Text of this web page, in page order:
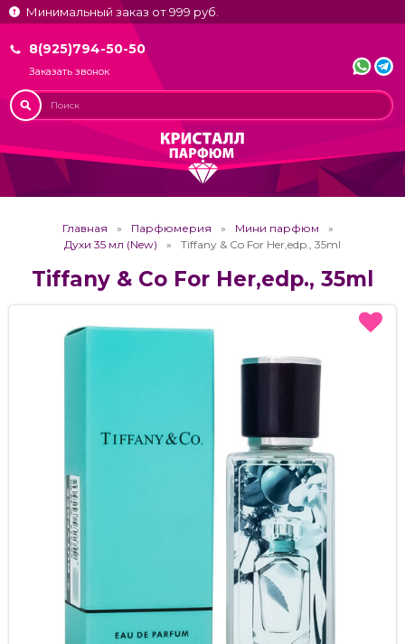
Минимальный заказ от 999 руб.
8(925)794-50-50
Заказать звонок
Главная Парфюмерия
Мини парфюм
Духи 35 мл (New)
Tiffany & Co For Her,edp., 35ml
Tiffany & Co For Her,edp., 35ml